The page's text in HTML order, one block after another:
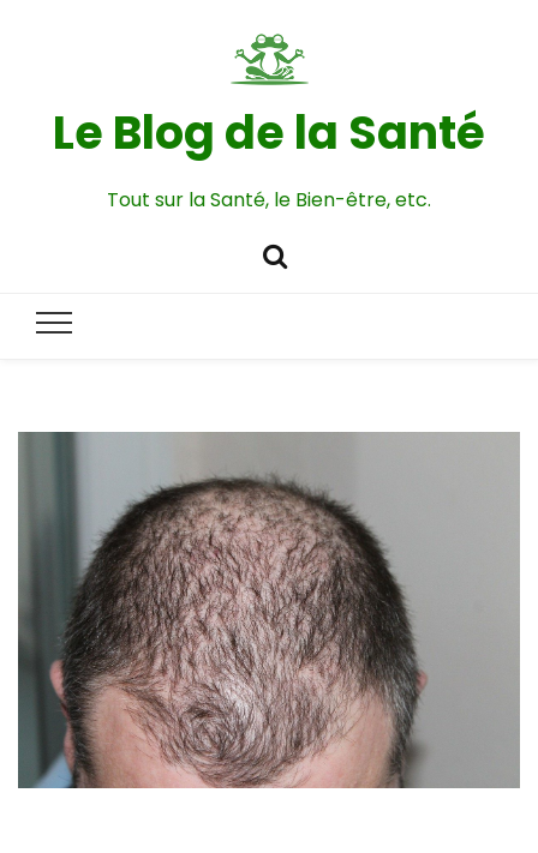
Le Blog de la Santé
Tout sur la Santé, le Bien-être, etc.